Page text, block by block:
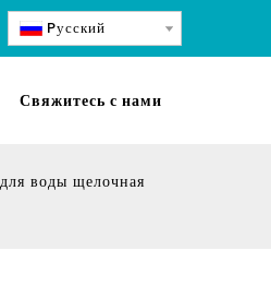
Pусский
Свяжитесь с нами
воды щелочная